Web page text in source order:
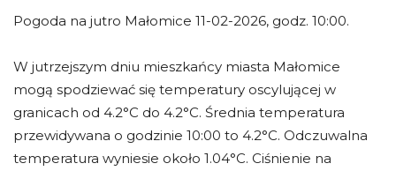
Pogoda na jutro Małomice 11-02-2026, godz. 10:00.
W jutrzejszym dniu mieszkańcy miasta Małomice
mogą spodziewać się temperatury oscylującej w
granicach od 4.2°C do 4.2°C. Średnia temperatura
przewidywana o godzinie 10:00 to 4.2°C. Odczuwalna
temperatura wyniesie około 1.04°C. Ciśnienie na